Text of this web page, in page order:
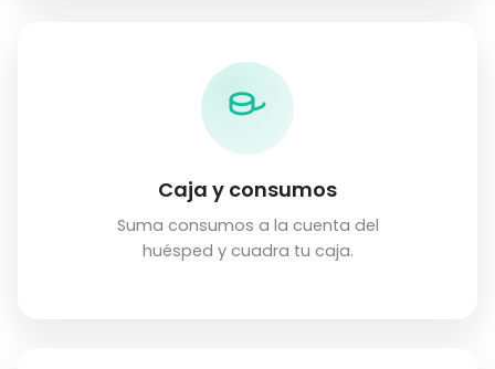
Caja y consumos
Suma consumos a la cuenta del
huésped y cuadra tu caja.